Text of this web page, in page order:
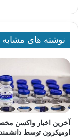
نوشته های مشابه
آخرین اخبار واکسن
اومیکرون توسط